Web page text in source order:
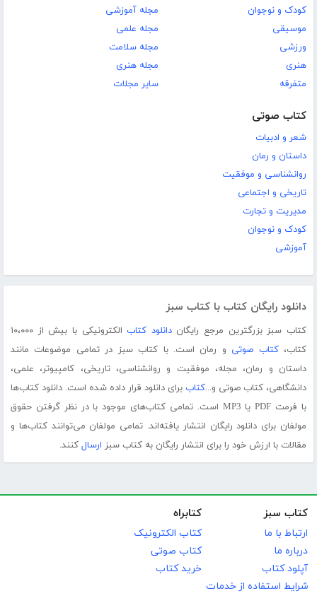
کودک و نوجوان
موسیقی
ورزشی
هنری
متفرقه
مجله آموزشی
مجله علمی
مجله سلامت
مجله هنری
سایر مجلات
کتاب صوتی
شعر و ادبیات
داستان و رمان
روانشناسی و موفقیت
تاریخی و اجتماعی
مدیریت و تجارت
کودک و نوجوان
آموزشی
دانلود رایگان کتاب با کتاب سبز
کتاب سبز بزرگترین مرجع رایگاندانلود کتاب
الکترونیکی با بیش از ۱۰،۰۰۰
کتاب،کتاب صوتی و رمان است. با کتاب سبز در تمامی موضوعات مانند
داستان و رمان، مجله، موفقیت و روانشناسی، تاریخی، کامپیوتر، علمی،
دانشگاهی، کتاب صوتی و...کتاب برای دانلود قرار داده شده است. دانلود کتاب‌ها
با فرمت PDF یا MP3 است. تمامی کتاب‌های موجود با در نظر گرفتن حقوق
مولفان برای دانلود رایگان انتشار یافته‌اند. تمامی مولفان می‌توانند کتاب‌ها و
مقالات با ارزش خود را برای انتشار رایگان به کتاب سبز ارسال کنند.
کتاب سبز
ارتباط با ما
درباره ما
آپلود کتاب
شرایط استفاده از خدمات
کتابراه
کتاب الکترونیک
کتاب صوتی
خرید کتاب